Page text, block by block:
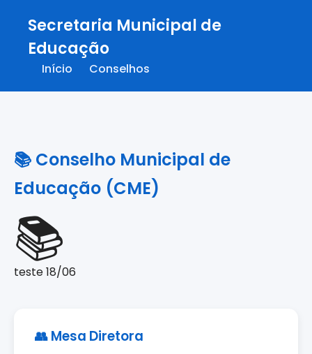
Secretaria Municipal de
Educação
Início Conselhos
📚 Conselho Municipal de
Educação (CME)
📚
teste 18/06
👥 Mesa Diretora